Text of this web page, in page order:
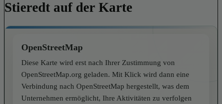
Stieredt auf der Karte
OpenStreetMap
Diese Karte wird erst nach Ihrer Zustimmung von
OpenStreetMap.org geladen. Mit Klick wird dann eine
Verbindung nach OpenStreetMap hergestellt, was dem
Unternehmen ermöglicht, Ihre Aktivitäten zu verfolgen